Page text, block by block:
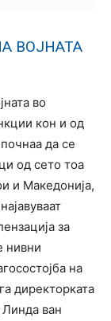
ВОЈНАТА
во
кон и од
да се
од сето тоа
и Македонија,
за
нивни
на
директорката
Линда ван